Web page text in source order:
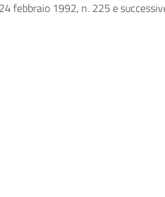
febbraio 1992, n. 225 e